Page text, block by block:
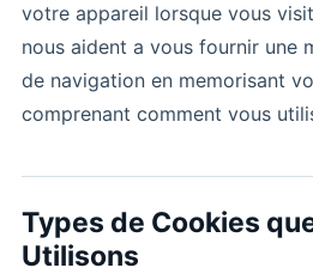
votre appareil lorsque vous
nous aident a vous fournir une
de navigation en memorisant
comprenant comment vous
Types de Cookies
Utilisons